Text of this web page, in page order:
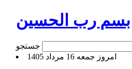
بسم رب الحسین
امروز جمعه 16 مرداد 1405